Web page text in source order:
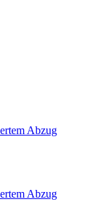
Abzug
Abzug